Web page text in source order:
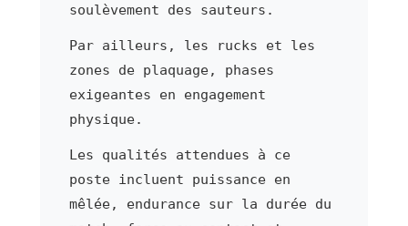
soulèvement des sauteurs.
Par ailleurs, les rucks et les
zones de plaquage, phases
exigeantes en engagement
physique.
Les qualités attendues à ce
poste incluent puissance en
mêlée, endurance sur la durée du